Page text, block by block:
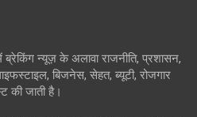
ब्रेकिंग न्यूज़ के अलावा राजनीति, प्रशासन,
बिजनेस, सेहत, ब्यूटी, रोजगार
की जाती है।